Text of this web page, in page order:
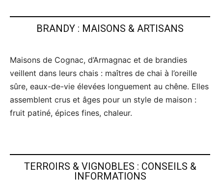
BRANDY : MAISONS & ARTISANS
Maisons de Cognac, d’Armagnac et de brandies
veillent dans leurs chais : maîtres de chai à l’oreille
sûre, eaux-de-vie élevées longuement au chêne. Elles
assemblent crus et âges pour un style de maison :
fruit patiné, épices fines, chaleur.
TERROIRS & VIGNOBLES : CONSEILS &
INFORMATIONS